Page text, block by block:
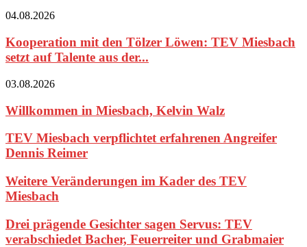
04.08.2026
Kooperation mit den Tölzer Löwen: TEV Miesbach
setzt auf Talente aus der...
03.08.2026
Willkommen in Miesbach, Kelvin Walz
TEV Miesbach verpflichtet erfahrenen Angreifer
Dennis Reimer
Weitere Veränderungen im Kader des TEV
Miesbach
Drei prägende Gesichter sagen Servus: TEV
verabschiedet Bacher, Feuerreiter und Grabmaier